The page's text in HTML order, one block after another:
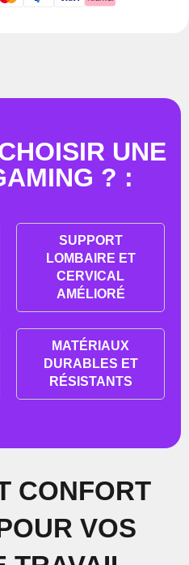
UNE
? :
SUPPORT
LOMBAIRE ET
CERVICAL
AMÉLIORÉ
MATÉRIAUX
DURABLES ET
RÉSISTANTS
CONFORT
VOS